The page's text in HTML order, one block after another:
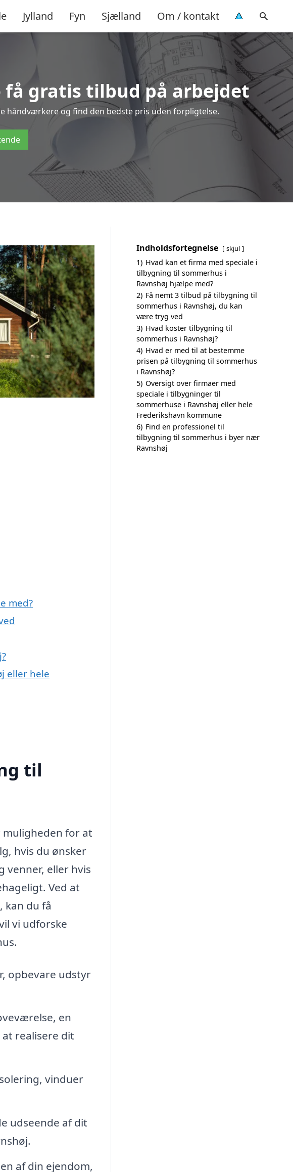
Jylland Fyn Sjælland Om / kontakt
få gratis tilbud på arbejdet
håndværkere og find den bedste pris uden forpligtelse.
med?
eller hele
til
muligheden for at
hvis du ønsker
venner, eller hvis
Ved at
kan du få
vi udforske
opbevare udstyr
en
realisere dit
vinduer
udseende af dit
af din ejendom,
Indholdsfortegnelse skjul
1) Hvad kan et firma med speciale i
tilbygning til sommerhus i
Ravnshøj hjælpe med?
2) Få nemt 3 tilbud på tilbygning til
sommerhus i Ravnshøj, du kan
være tryg ved
3) Hvad koster tilbygning til
sommerhus i Ravnshøj?
4) Hvad er med til at bestemme
prisen på tilbygning til sommerhus
i Ravnshøj?
5) Oversigt over firmaer med
speciale i tilbygninger til
sommerhuse i Ravnshøj eller hele
Frederikshavn kommune
6) Find en professionel til
tilbygning til sommerhus i byer nær
Ravnshøj